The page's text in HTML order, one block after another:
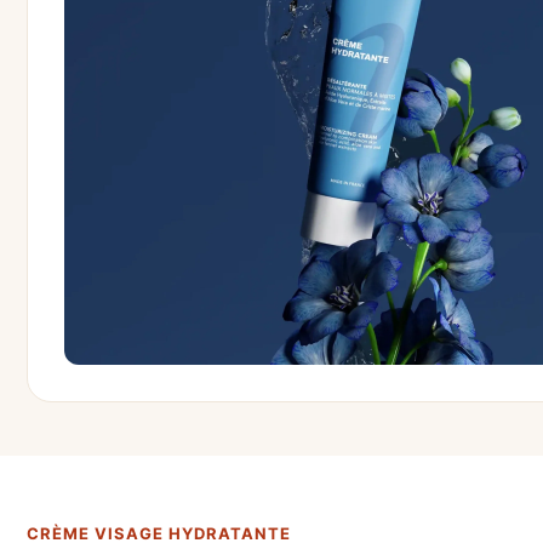
CRÈME VISAGE HYDRATANTE